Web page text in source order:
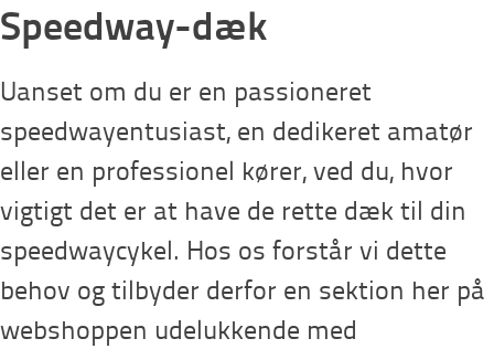
Speedway-dæk
Uanset om du er en passioneret
speedwayentusiast, en dedikeret amatør
eller en professionel kører, ved du, hvor
vigtigt det er at have de rette dæk til din
speedwaycykel. Hos os forstår vi dette
behov og tilbyder derfor en sektion her på
webshoppen udelukkende med